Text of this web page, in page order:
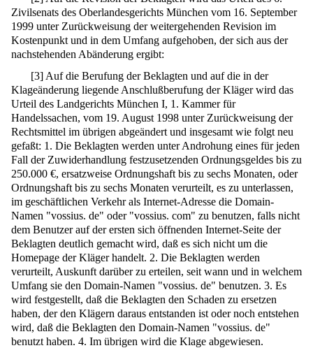
Zivilsenats des Oberlandesgerichts München vom 16. September
1999 unter Zurückweisung der weitergehenden Revision im
Kostenpunkt und in dem Umfang aufgehoben, der sich aus der
nachstehenden Abänderung ergibt:
[3] Auf die Berufung der Beklagten und auf die in der
Klageänderung liegende Anschlußberufung der Kläger wird das
Urteil des Landgerichts München I, 1. Kammer für
Handelssachen, vom 19. August 1998 unter Zurückweisung der
Rechtsmittel im übrigen abgeändert und insgesamt wie folgt neu
gefaßt: 1. Die Beklagten werden unter Androhung eines für jeden
Fall der Zuwiderhandlung festzusetzenden Ordnungsgeldes bis zu
250.000 €, ersatzweise Ordnungshaft bis zu sechs Monaten, oder
Ordnungshaft bis zu sechs Monaten verurteilt, es zu unterlassen,
im geschäftlichen Verkehr als Internet-Adresse die Domain-
Namen "vossius. de" oder "vossius. com" zu benutzen, falls nicht
dem Benutzer auf der ersten sich öffnenden Internet-Seite der
Beklagten deutlich gemacht wird, daß es sich nicht um die
Homepage der Kläger handelt. 2. Die Beklagten werden
verurteilt, Auskunft darüber zu erteilen, seit wann und in welchem
Umfang sie den Domain-Namen "vossius. de" benutzen. 3. Es
wird festgestellt, daß die Beklagten den Schaden zu ersetzen
haben, der den Klägern daraus entstanden ist oder noch entstehen
wird, daß die Beklagten den Domain-Namen "vossius. de"
benutzt haben. 4. Im übrigen wird die Klage abgewiesen.